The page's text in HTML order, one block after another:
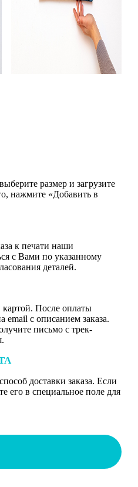
размер и загрузите
нажмите «Добавить в
к печати наши
с Вами по указанному
деталей.
картой. После оплаты
email с описанием заказа.
письмо с трек-
доставки заказа. Если
его в специальное поле для